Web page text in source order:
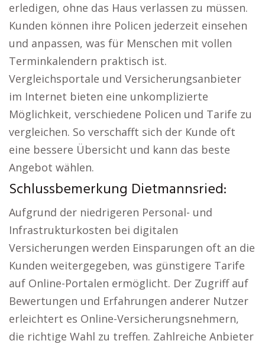
erledigen, ohne das Haus verlassen zu müssen.
Kunden können ihre Policen jederzeit einsehen
und anpassen, was für Menschen mit vollen
Terminkalendern praktisch ist.
Vergleichsportale und Versicherungsanbieter
im Internet bieten eine unkomplizierte
Möglichkeit, verschiedene Policen und Tarife zu
vergleichen. So verschafft sich der Kunde oft
eine bessere Übersicht und kann das beste
Angebot wählen.
Schlussbemerkung Dietmannsried:
Aufgrund der niedrigeren Personal- und
Infrastrukturkosten bei digitalen
Versicherungen werden Einsparungen oft an die
Kunden weitergegeben, was günstigere Tarife
auf Online-Portalen ermöglicht. Der Zugriff auf
Bewertungen und Erfahrungen anderer Nutzer
erleichtert es Online-Versicherungsnehmern,
die richtige Wahl zu treffen. Zahlreiche Anbieter